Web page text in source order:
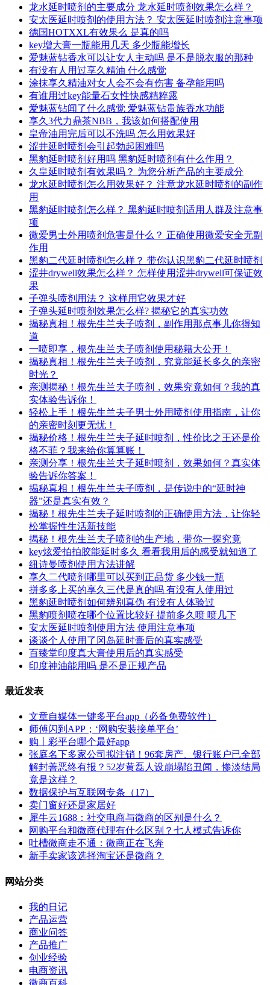
龙水延时喷剂的主要成分 龙水延时喷剂效果怎么样？
安太医延时喷剂的使用方法？ 安太医延时喷剂注意事项
德国HOTXXL有效果么 是真的吗
key增大膏一瓶能用几天 多少瓶能增长
爱魅蓝钻香水可以让女人主动吗 是不是脱衣服的那种
有没有人用过享久精油 什么感觉
涂抹享久精油对女人会不会有伤害 备孕能用吗
有谁用过key能量石女性快感精粹露
爱魅蓝钻闻了什么感觉 爱魅蓝钻贵族香水功能
享久3代力鼎茶NBB，我该如何搭配使用
皇帝油用完后可以不洗吗 怎么用效果好
涩井延时喷剂会引起勃起困难吗
黑豹延时喷剂好用吗 黑豹延时喷剂有什么作用？
久皇延时喷剂有效果吗？ 为您分析产品的主要成分
龙水延时喷剂怎么用效果好？ 注意龙水延时喷剂的副作
用
黑豹延时喷剂怎么样？ 黑豹延时喷剂适用人群及注意事
项
微爱男士外用喷剂危害是什么？ 正确使用微爱安全无副
作用
黑豹二代延时喷剂怎么样？ 带你认识黑豹二代延时喷剂
涩井drywell效果怎么样？ 怎样使用涩井drywell可保证效
果
子弹头喷剂用法？ 这样用它效果才好
子弹头延时喷剂效果怎么样? 揭秘它的真实功效
揭秘真相！根先生兰夫子喷剂，副作用那点事儿你得知
道
一喷即享，根先生兰夫子喷剂使用秘籍大公开！
揭秘真相！根先生兰夫子喷剂，究竟能延长多久的亲密
时光？
亲测揭秘！根先生兰夫子喷剂，效果究竟如何？我的真
实体验告诉你！
轻松上手！根先生兰夫子男士外用喷剂使用指南，让你
的亲密时刻更无忧！
揭秘价格！根先生兰夫子延时喷剂，性价比之王还是价
格不菲？我来给你算算账！
亲测分享！根先生兰夫子延时喷剂，效果如何？真实体
验告诉你答案！
揭秘真相！根先生兰夫子喷剂，是传说中的“延时神
器”还是真实有效？
揭秘！根先生兰夫子延时喷剂的正确使用方法，让你轻
松掌握性生活新技能
揭秘！根先生兰夫子喷剂的生产地，带你一探究竟
key炫爱拍拍胶能延时多久 看看我用后的感受就知道了
纽诗曼喷剂使用方法讲解
享久二代喷剂哪里可以买到正品货 多少钱一瓶
拼多多上买的享久三代是真的吗 有没有人使用过
黑豹延时喷剂如何辨别真伪 有没有人体验过
黑豹喷剂喷在哪个位置比较好 提前多久喷 喷几下
安太医延时喷剂使用方法 使用注意事项
谈谈个人使用了冈岛延时膏后的真实感受
百臻堂印度真大膏使用后的真实感受
印度神油能用吗 是不是正规产品
最近发表
文章自媒体一键多平台app（必备免费软件）
师傅闪到APP；‘网购安装接单平台’
购丨彩平台哪个最好app
张庭名下多家公司拟注销！96套房产、银行账户已全部
解封善恶终有报？52岁黄磊人设崩塌陷丑闻，惨淡结局
竟是这样？
数据保护与互联网专条（17）
卖门窗好还是家居好
犀牛云1688：社交电商与微商的区别是什么？
网购平台和微商代理有什么区别？七人模式告诉你
吐槽微商走不通：微商正在飞奔
新手卖家该选择淘宝还是微商？
网站分类
我的日记
产品运营
商业问答
产品推广
创业经验
电商资讯
微商百科